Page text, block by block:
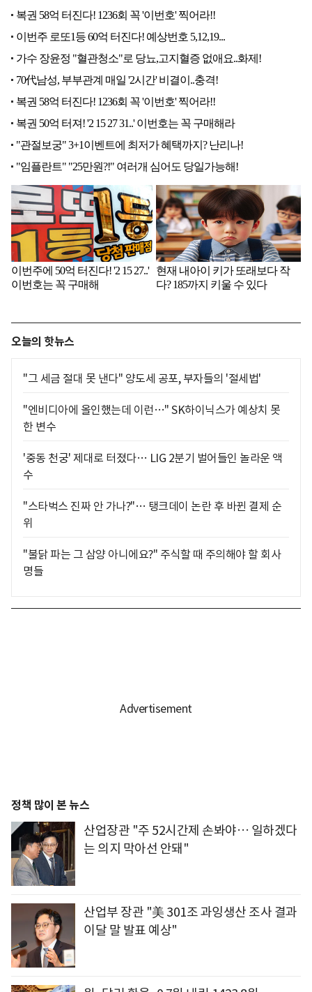
오늘의 핫뉴스
"그 세금 절대 못 낸다" 양도세 공포, 부자들의 '절세법'
"엔비디아에 올인했는데 이런…" SK하이닉스가 예상치 못
한 변수
'중동 천궁' 제대로 터졌다… LIG 2분기 벌어들인 놀라운 액
수
"스타벅스 진짜 안 가나?"… 탱크데이 논란 후 바뀐 결제 순
위
"불닭 파는 그 삼양 아니에요?" 주식할 때 주의해야 할 회사
명들
정책 많이 본 뉴스
산업장관 "주 52시간제 손봐야… 일하겠다
는 의지 막아선 안돼"
산업부 장관 "美 301조 과잉생산 조사 결과
이달 말 발표 예상"